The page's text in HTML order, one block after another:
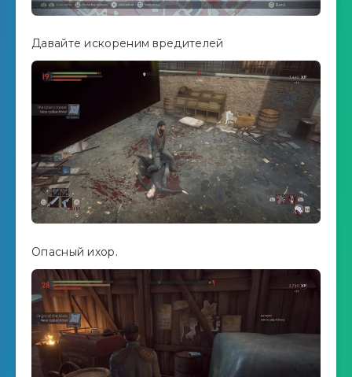
Давайте искореним вредителей
Опасный ихор.